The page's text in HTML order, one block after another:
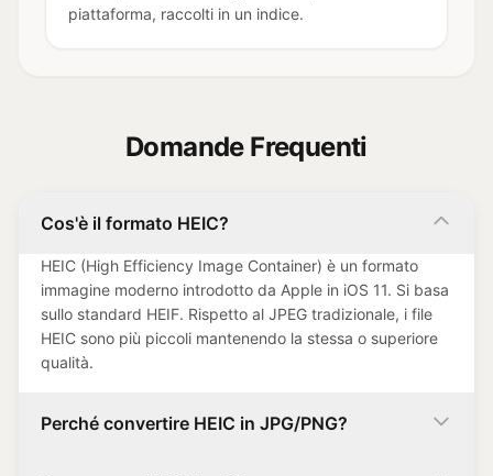
piattaforma, raccolti in un indice.
Domande Frequenti
Cos'è il formato HEIC?
HEIC (High Efficiency Image Container) è un formato
immagine moderno introdotto da Apple in iOS 11. Si basa
sullo standard HEIF. Rispetto al JPEG tradizionale, i file
HEIC sono più piccoli mantenendo la stessa o superiore
qualità.
Perché convertire HEIC in JPG/PNG?